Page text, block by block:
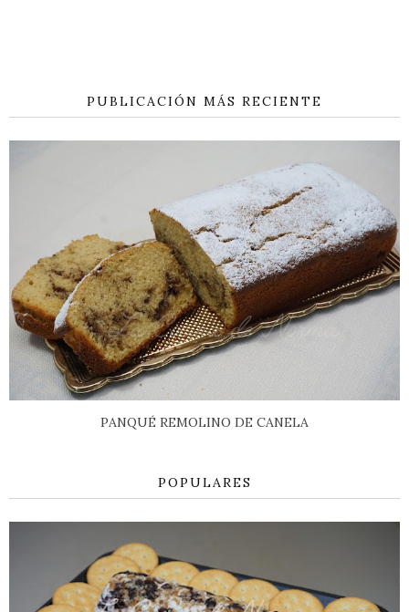
PUBLICACIÓN MÁS RECIENTE
PANQUÉ REMOLINO DE CANELA
POPULARES